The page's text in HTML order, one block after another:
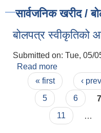
सार्वजनिक खरीद /
बोलपत्र स्वीकृतिको
Submitted on: Tue, 05/
Read more
Pages
« first ‹
5
6 7
11